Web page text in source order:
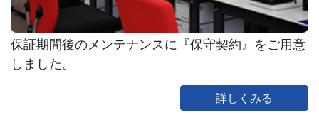
保証期間後のメンテナンスに『保守契約』をご用意
しました。
詳しくみる